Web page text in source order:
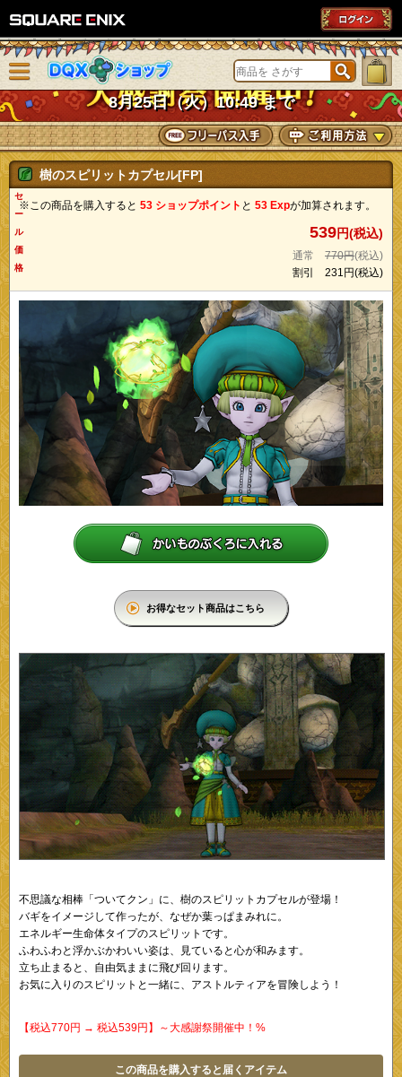
DQXショップ
8月25日（火）10:49 まで
ニューを閉じる
樹のスピリットカプセル[FP]
※この商品を購入すると 53 ショップポイント と 53 Expが加算されます。
セ
ー
ル
価
格
539円(税込)
通常 770円(税込)
割引 231円(税込)
お得なセット商品はこちら
不思議な相棒「ついてクン」に、樹のスピリットカプセルが登場！
バギをイメージして作ったが、なぜか葉っぱまみれに。
エネルギー生命体タイプのスピリットです。
ふわふわと浮かぶかわいい姿は、見ていると心が和みます。
立ち止まると、自由気ままに飛び回ります。
お気に入りのスピリットと一緒に、アストルティアを冒険しよう！
【税込770円 → 税込539円】～大感謝祭開催中！%
この商品を購入すると届くアイテム